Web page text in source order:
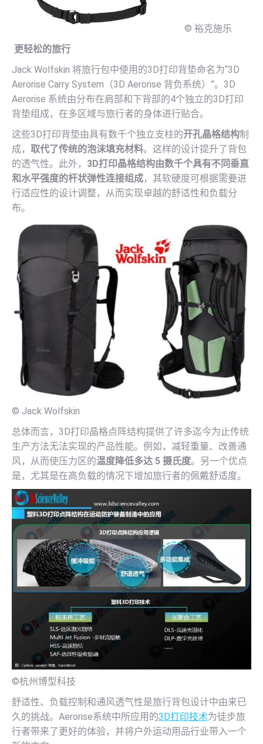
© 裕克施乐
更轻松的旅行
Jack Wolfskin 将旅行包中使用的3D打印背垫命名为“3D
Aerorise Carry System（3D Aerorise 背负系统）”。3D
Aerorise 系统由分布在肩部和下背部的4个独立的3D打印
背垫组成，在多区域与旅行者的身体进行贴合。
这些3D打印背垫由具有数千个独立支柱的开孔晶格结构制
成， 取代了传统的泡沫填充材料。这样的设计提升了背包
的透气性。此外， 3D打印晶格结构由数千个具有不同垂直
和水平强度的杆状弹性连接组成，其软硬度可根据需要进
行适应性的设计调整，从而实现卓越的舒适性和负载分
布。
© Jack Wolfskin
总体而言，3D打印晶格点阵结构提供了许多迄今为止传统
生产方法无法实现的产品性能。例如，减轻重量、改善通
风，从而使压力区的温度降低多达 5 摄氏度。另一个优点
是，尤其是在高负载的情况下增加旅行者的佩戴舒适度。
©杭州博型科技
舒适性、负载控制和通风透气性是旅行背包设计中由来已
久的挑战。Aerorise系统中所应用的3D打印技术为徒步旅
行者带来了更好的体验，并将户外运动用品行业带入一个